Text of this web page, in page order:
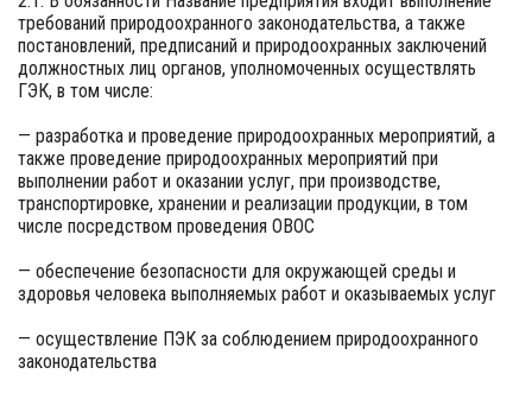
требований природоохранного законодательства, а также
постановлений, предписаний и природоохранных заключений
должностных лиц органов, уполномоченных осуществлять
ГЭК, в том числе:
— разработка и проведение природоохранных мероприятий, а
также проведение природоохранных мероприятий при
выполнении работ и оказании услуг, при производстве,
транспортировке, хранении и реализации продукции, в том
числе посредством проведения ОВОС
— обеспечение безопасности для окружающей среды и
здоровья человека выполняемых работ и оказываемых услуг
— осуществление ПЭК за соблюдением природоохранного
законодательства